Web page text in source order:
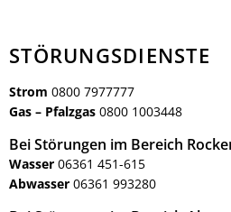
STÖRUNGSDIENSTE
Strom 0800 7977777
Gas – Pfalzgas 0800 1003448
Bei Störungen im Bereich
Wasser 06361 451-615
Abwasser 06361 993280